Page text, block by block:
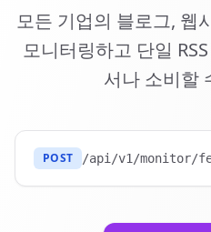
모든 기업의 블로그, 웹
모니터링하고 단일
서나 소비할
POST /api/v1/monitor/